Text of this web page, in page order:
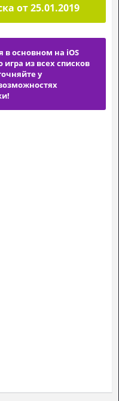
от 25.01.2019
в основном на iOS
из всех списков
у